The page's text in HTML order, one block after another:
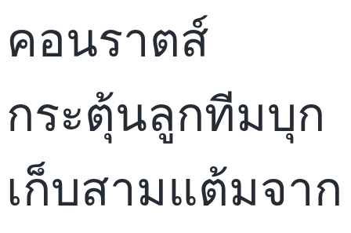
คอนราตส์​
กระตุ้นลูกทีมบุก
เก็บสามแต้มจาก